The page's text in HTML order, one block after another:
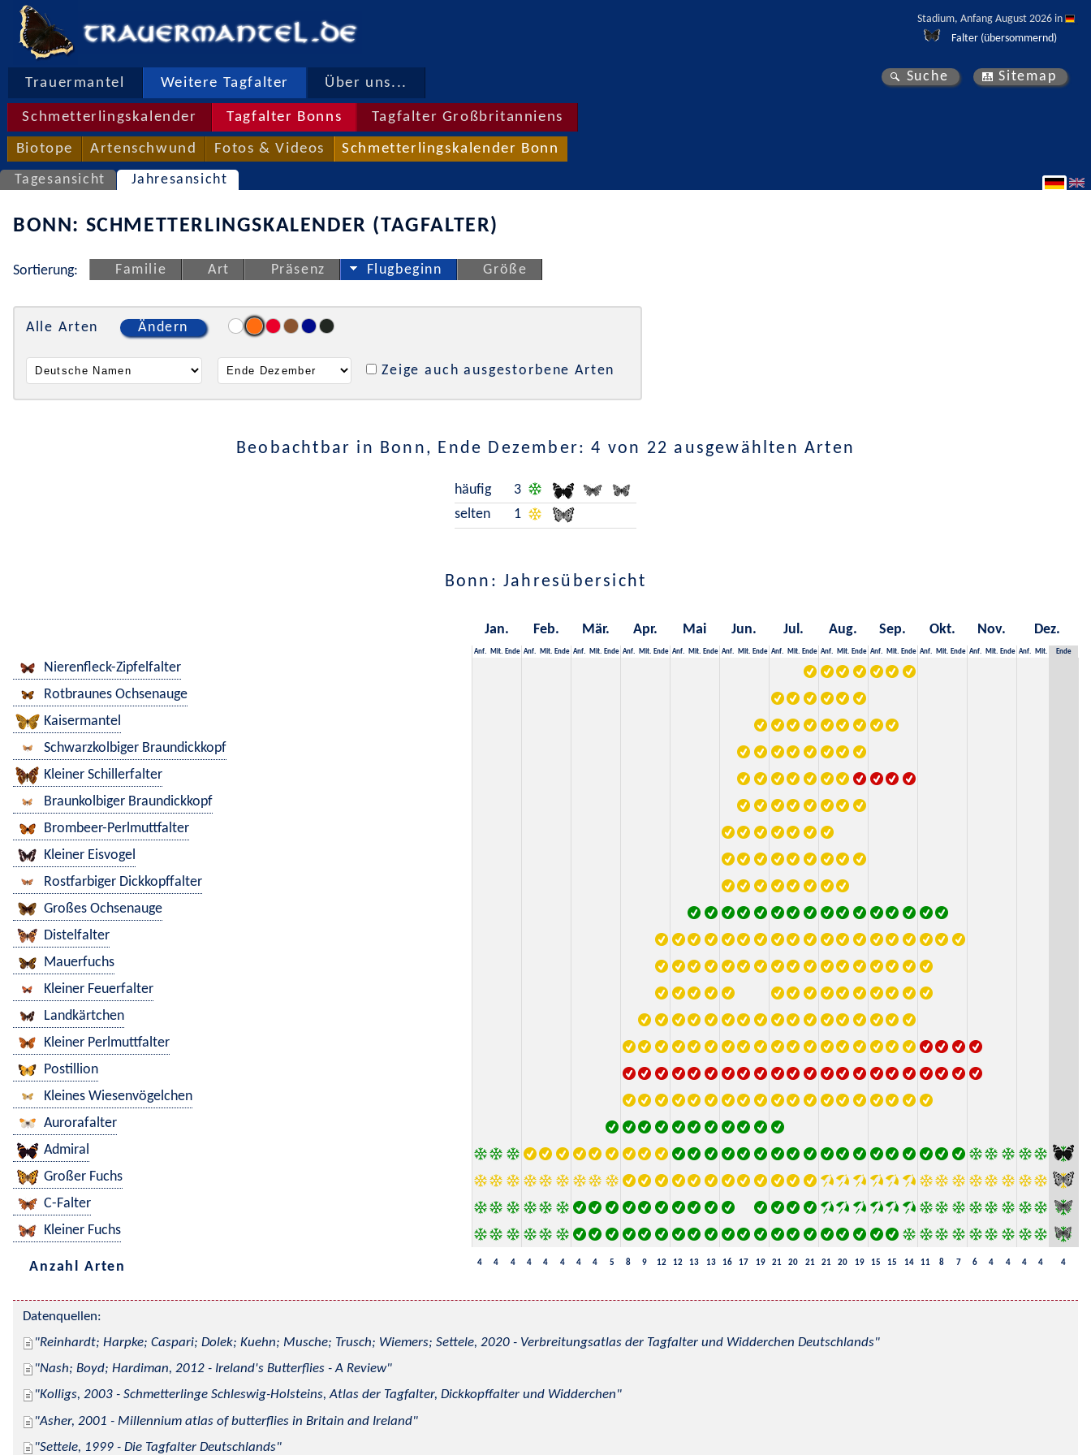
Stadium, Anfang August 2026 in
Falter (übersommernd)
Trauermantel Weitere Tagfalter Über uns...
Schmetterlingskalender Tagfalter Bonns Tagfalter Großbritanniens
Biotope Artenschwund Fotos & Videos Schmetterlingskalender Bonn
Suche Sitemap
Tagesansicht Jahresansicht
BONN: SCHMETTERLINGSKALENDER (TAGFALTER)
Sortierung: Familie Art Präsenz Flugbeginn Größe
Alle Arten Ändern
Zeige auch ausgestorbene Arten
Beobachtbar in Bonn, Ende Dezember: 4 von 22 ausgewählten Arten
häufig
3
selten
1
Bonn: Jahresübersicht
Jan. Feb. Mär. Apr. Mai Jun. Jul. Aug. Sep. Okt. Nov. Dez.
Anf. Mit. Ende Anf. Mit. Ende Anf. Mit. Ende Anf. Mit. Ende Anf. Mit. Ende Anf. Mit. Ende Anf. Mit. Ende Anf. Mit. Ende Anf. Mit. Ende Anf. Mit. Ende Anf. Mit. Ende Anf. Mit. Ende
Nierenfleck-Zipfelfalter
Rotbraunes Ochsenauge
Kaisermantel
Schwarzkolbiger Braundickkopf
Kleiner Schillerfalter
Braunkolbiger Braundickkopf
Brombeer-Perlmuttfalter
Kleiner Eisvogel
Rostfarbiger Dickkopffalter
Großes Ochsenauge
Distelfalter
Mauerfuchs
Kleiner Feuerfalter
Landkärtchen
Kleiner Perlmuttfalter
Postillion
Kleines Wiesenvögelchen
Aurorafalter
Admiral
Großer Fuchs
C-Falter
Kleiner Fuchs
Anzahl Arten 4 4 4 4 4 4 4 4 5 8 9 12 12 13 13 16 17 19 21 20 21 21 20 19 15 15 14 11 8 7 6 4 4 4 4 4
Datenquellen:
Reinhardt; Harpke; Caspari; Dolek; Kuehn; Musche; Trusch; Wiemers; Settele, 2020 - Verbreitungsatlas der Tagfalter und Widderchen Deutschlands
Nash; Boyd; Hardiman, 2012 - Ireland's Butterflies - A Review
Kolligs, 2003 - Schmetterlinge Schleswig-Holsteins, Atlas der Tagfalter, Dickkopffalter und Widderchen
Asher, 2001 - Millennium atlas of butterflies in Britain and Ireland
Settele, 1999 - Die Tagfalter Deutschlands